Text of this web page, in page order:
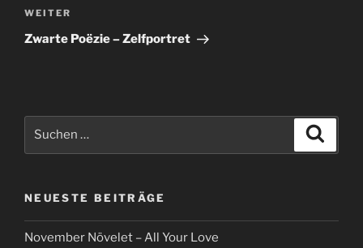
Nächster
Beitrag
WEITER
Zwarte Poëzie – Zelfportret
NEUESTE BEITRÄGE
November Növelet – All Your Love